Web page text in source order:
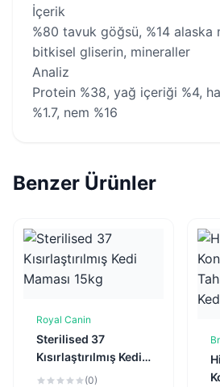
İçerik
%80 tavuk göğsü, %14 alaska
bitkisel gliserin, mineraller
Analiz
Protein %38, yağ içeriği %4,
%1.7, nem %16
Benzer Ürünler
Sepete Ekle
Royal Canin
Sterilised 37
Kısırlaştırılmış Kedi
Maması 15kg
(0)